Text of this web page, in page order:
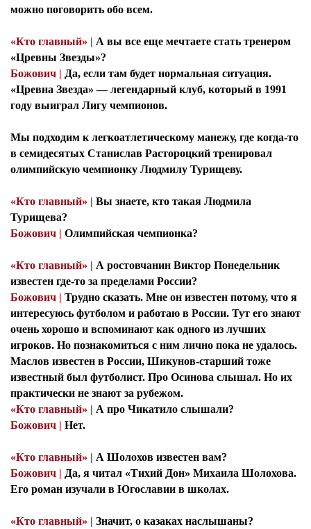
можно поговорить обо всем.
«Кто главный» | А вы все еще мечтаете стать тренером
«Цревны Звезды»?
Божович | Да, если там будет нормальная ситуация.
«Цревна Звезда» — легендарный клуб, который в 1991
году выиграл Лигу чемпионов.
Мы подходим к легкоатлетическому манежу, где когда-то
в семидесятых Станислав Растороцкий тренировал
олимпийскую чемпионку Людмилу Турищеву.
«Кто главный» | Вы знаете, кто такая Людмила
Турищева?
Божович | Олимпийская чемпионка?
«Кто главный» | А ростовчанин Виктор Понедельник
известен где-то за пределами России?
Божович | Трудно сказать. Мне он известен потому, что я
интересуюсь футболом и работаю в России. Тут его знают
очень хорошо и вспоминают как одного из лучших
игроков. Но познакомиться с ним лично пока не удалось.
Маслов известен в России, Шикунов-старший тоже
известный был футболист. Про Осинова слышал. Но их
практически не знают за рубежом.
«Кто главный» | А про Чикатило слышали?
Божович | Нет.
«Кто главный» | А Шолохов известен вам?
Божович | Да, я читал «Тихий Дон» Михаила Шолохова.
Его роман изучали в Югославии в школах.
«Кто главный» | Значит, о казаках наслышаны?